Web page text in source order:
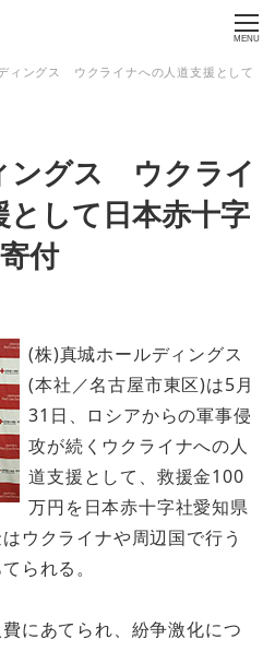
MENU
ィングス ウクライナへの人道支援として
ングス ウクライ
して日本赤十字
付
(株)真城ホールディングス
(本社／名古屋市東区)は5月
31日、ロシアからの軍事侵
攻が続くウクライナへの人
道支援として、救援金100
万円を日本赤十字社愛知県
ウクライナや周辺国で行う
られる。
にあてられ、紛争激化につ